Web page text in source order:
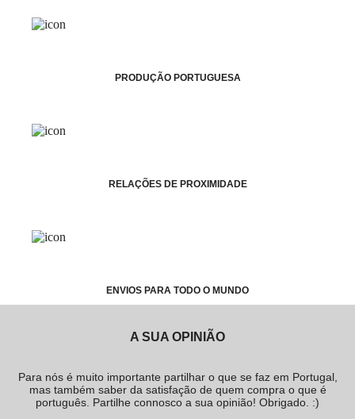
PRODUÇÃO PORTUGUESA
RELAÇÕES DE PROXIMIDADE
ENVIOS PARA TODO O MUNDO
A SUA OPINIÃO
Para nós é muito importante partilhar o que se faz em Portugal,
mas também saber da satisfação de quem compra o que é
português. Partilhe connosco a sua opinião! Obrigado. :)